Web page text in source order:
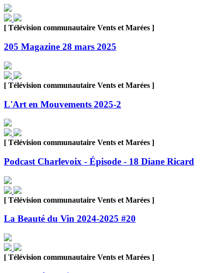
[ Télévision communautaire Vents et Marées ]
205 Magazine 28 mars 2025
[ Télévision communautaire Vents et Marées ]
L'Art en Mouvements 2025-2
[ Télévision communautaire Vents et Marées ]
Podcast Charlevoix - Épisode - 18 Diane Ricard
[ Télévision communautaire Vents et Marées ]
La Beauté du Vin 2024-2025 #20
[ Télévision communautaire Vents et Marées ]